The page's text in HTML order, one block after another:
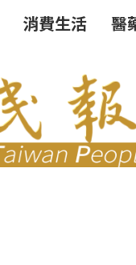
消費生活 醫